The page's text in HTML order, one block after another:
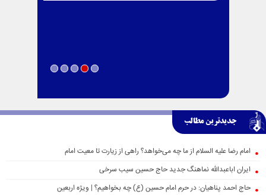
جدیدترین مطالب
امام رضا علیه السلام از ما چه می‌خواهد؟ راهی از زیارت تا معیت امام
ایران اباعبدالله نماهنگ جدید حاج حسین سیب سرخی
حاج احمد پناهیان: در حرم امام حسین (ع) چه بخواهیم؟ | ویژه اربعین